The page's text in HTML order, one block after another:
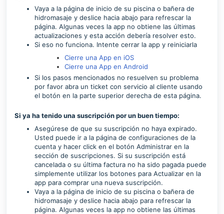
Vaya a la página de inicio de su piscina o bañera de
hidromasaje y deslice hacia abajo para refrescar la
página. Algunas veces la app no obtiene las últimas
actualizaciones y esta acción debería resolver esto.
Si eso no funciona. Intente cerrar la app y reiniciarla
Cierre una App en iOS
Cierre una App en Android
Si los pasos mencionados no resuelven su problema
por favor abra un ticket con servicio al cliente usando
el botón en la parte superior derecha de esta página.
Si ya ha tenido una suscripción por un buen tiempo:
Asegúrese de que su suscripción no haya expirado.
Usted puede ir a la página de configuraciones de la
cuenta y hacer click en el botón Administrar en la
sección de suscripciones. Si su suscripción está
cancelada o su última factura no ha sido pagada puede
simplemente utilizar los botones para Actualizar en la
app para comprar una nueva suscripción.
Vaya a la página de inicio de su piscina o bañera de
hidromasaje y deslice hacia abajo para refrescar la
página. Algunas veces la app no obtiene las últimas